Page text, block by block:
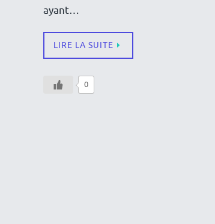
ayant…
LIRE LA SUITE
0